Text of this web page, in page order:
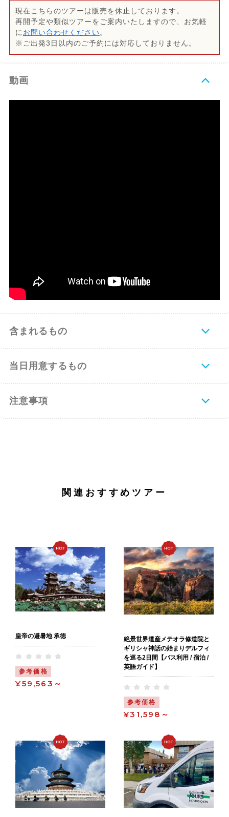
現在こちらのツアーは販売を休止しております。
再開予定や類似ツアーをご案内いたしますので、お気軽
にお問い合わせください。
※ご出発3日以内のご予約には対応しておりません。
動画
含まれるもの
当日用意するもの
注意事項
関連おすすめツアー
皇帝の避暑地 承徳
参考価格
¥59,563～
絶景世界遺産メテオラ修道院と
ギリシャ神話の始まりデルフィ
を巡る2日間【バス利用 / 宿泊 /
英語ガイド】
参考価格
¥31,598～